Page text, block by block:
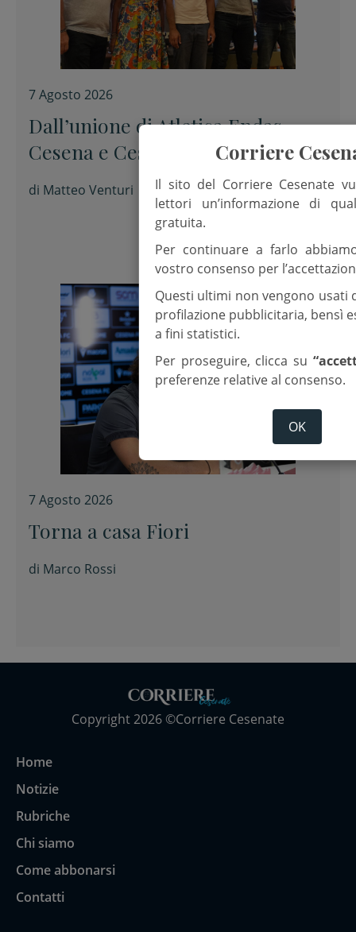
7 Agosto 2026
Dall’unione di Atletica Endas
Cesena e Cesena Triathlon nasce
Elephas Sport Cesena
di Matteo Venturi
7 Agosto 2026
Torna a casa Fiori
di Marco Rossi
Copyright 2026 ©Corriere Cesenate
Home
Notizie
Rubriche
Chi siamo
Come abbonarsi
Contatti
Corriere
Il sito del Corriere Cesenate
lettori un’informazione di
gratuita.
Per continuare a farlo
vostro consenso per
Questi ultimi non vengono usati
profilazione pubblicitaria, bensì
a fini statistici.
Per proseguire, clicca su
preferenze relative al consenso.
OK